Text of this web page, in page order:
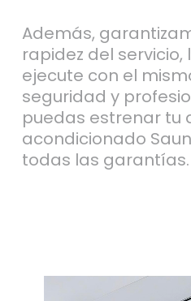
Además,
rapidez del
ejecute con el
seguridad y
puedas estrenar tu
acondicionado
todas las garantías.